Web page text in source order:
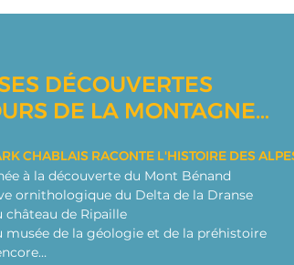
DÉCOUVERTES
DE LA MONTAGNE…
CHABLAIS RACONTE L'HISTOIRE DES
à la découverte du Mont Bénand
ornithologique du Delta de la Dranse
château de Ripaille
musée de la géologie et de la préhistoire